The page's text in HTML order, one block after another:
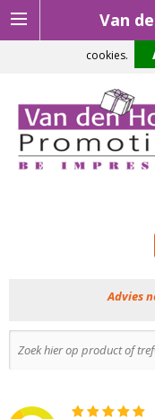
Van
Advies
Om onze website
cookies.